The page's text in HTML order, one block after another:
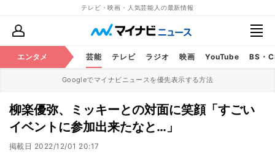
テレビ・映画・人気芸能人の最新情報
エンタメ 芸能 テレビ ラジオ 映画 YouTube BS・
Googleでマイナビニュースを優先表示する方法
柳楽優弥、ミッキーとの対面に笑顔「すごい
イベントに参加出来たなと…」
掲載日 2022/12/01 20:17